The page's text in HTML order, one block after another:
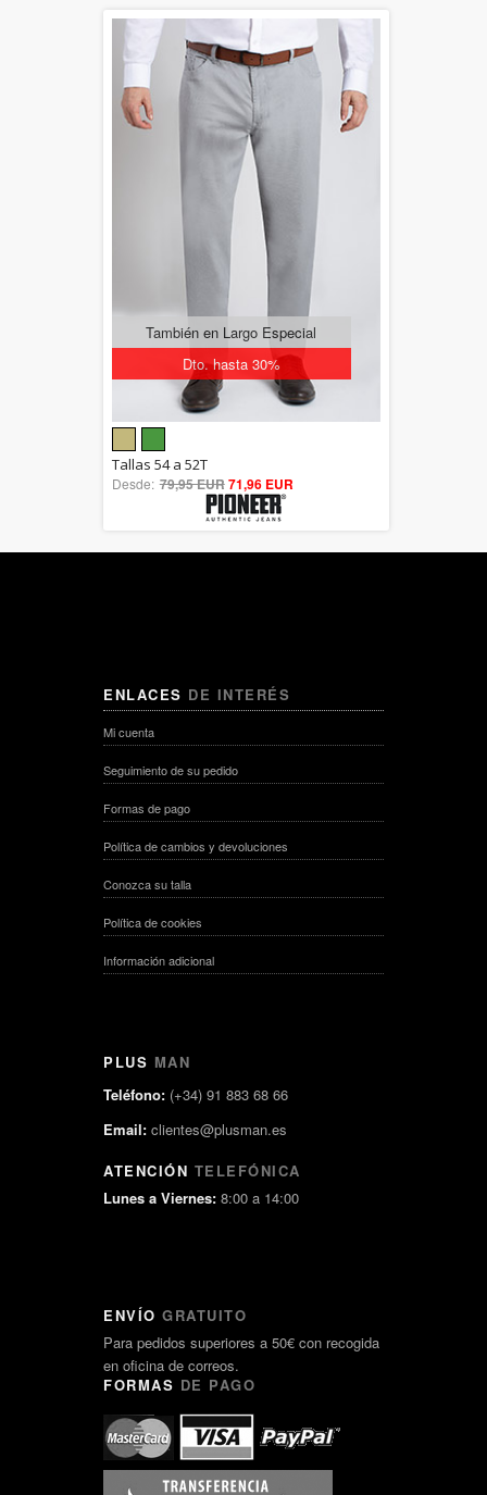
Dto. hasta 30%
También en Largo Especial
5.00
out of 5
Tallas 54 a 52T
Desde: 79,95 EUR71,96 EUR
ENLACES DE INTERÉS
Mi cuenta
Seguimiento de su pedido
Formas de pago
Política de cambios y devoluciones
Conozca su talla
Política de cookies
Información adicional
PLUS MAN
Teléfono: (+34) 91 883 68 66
Email: clientes@plusman.es
ATENCIÓN TELEFÓNICA
Lunes a Viernes: 8:00 a 14:00
ENVÍO GRATUITO
Para pedidos superiores a 50€ con recogida
en oficina de correos.
FORMAS DE PAGO